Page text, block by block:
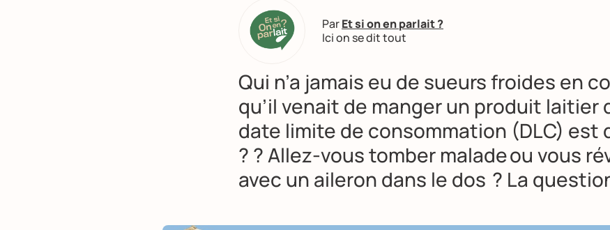
ParEt si on en parlait ?
Ici on se dit tout
Qui n’a jamais eu de sueurs froides en
qu’il venait de manger un produit laitier
date limite de consommation (DLC) est
? ? Allez-vous tomber malade ou vous
avec un aileron dans le dos ? La